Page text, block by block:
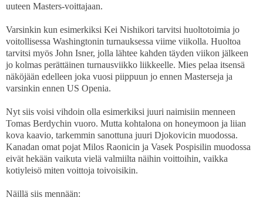
uuteen Masters-voittajaan.
Varsinkin kun esimerkiksi Kei Nishikori tarvitsi huoltotoimia jo
voitollisessa Washingtonin turnauksessa viime viikolla. Huoltoa
tarvitsi myös John Isner, jolla lähtee kahden täyden viikon jälkeen
jo kolmas perättäinen turnausviikko liikkeelle. Mies pelaa itsensä
näköjään edelleen joka vuosi piippuun jo ennen Masterseja ja
varsinkin ennen US Openia.
Nyt siis voisi vihdoin olla esimerkiksi juuri naimisiin menneen
Tomas Berdychin vuoro. Mutta kohtalona on honeymoon ja liian
kova kaavio, tarkemmin sanottuna juuri Djokovicin muodossa.
Kanadan omat pojat Milos Raonicin ja Vasek Pospisilin muodossa
eivät hekään vaikuta vielä valmiilta näihin voittoihin, vaikka
kotiyleisö miten voittoja toivoisikin.
Näillä siis mennään: